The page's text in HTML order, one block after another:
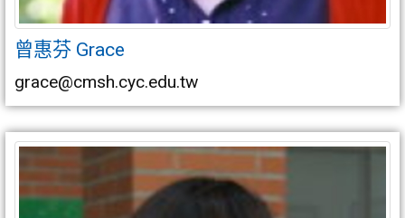
曾惠芬 Grace
grace@cmsh.cyc.edu.tw